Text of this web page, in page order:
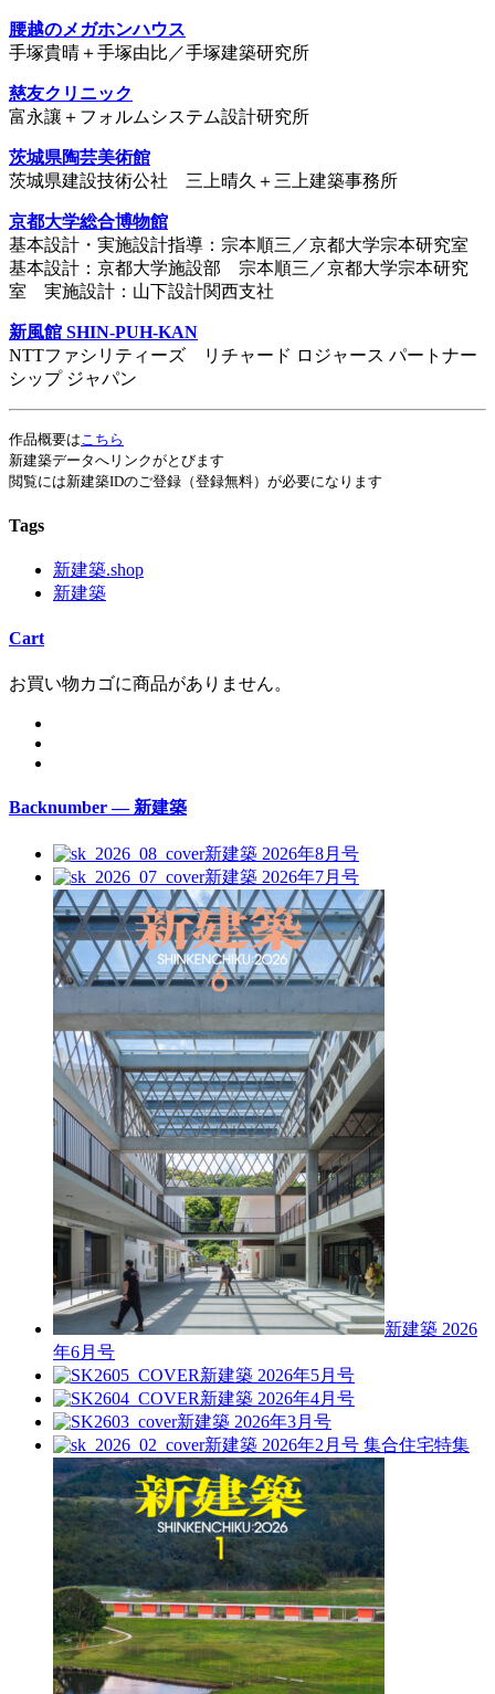
腰越のメガホンハウス
手塚貴晴＋手塚由比／手塚建築研究所
慈友クリニック
富永讓＋フォルムシステム設計研究所
茨城県陶芸美術館
茨城県建設技術公社 三上晴久＋三上建築事務所
京都大学総合博物館
基本設計・実施設計指導：宗本順三／京都大学宗本研究室
基本設計：京都大学施設部 宗本順三／京都大学宗本研究
室 実施設計：山下設計関西支社
新風館 SHIN-PUH-KAN
NTTファシリティーズ リチャード ロジャース パートナー
シップ ジャパン
作品概要はこちら
新建築データへリンクがとびます
閲覧には新建築IDのご登録（登録無料）が必要になります
Tags
新建築.shop
新建築
Cart
お買い物カゴに商品がありません。
Backnumber — 新建築
新建築 2026年8月号
新建築 2026年7月号
新建築 2026
年6月号
新建築 2026年5月号
新建築 2026年4月号
新建築 2026年3月号
新建築 2026年2月号 集合住宅特集